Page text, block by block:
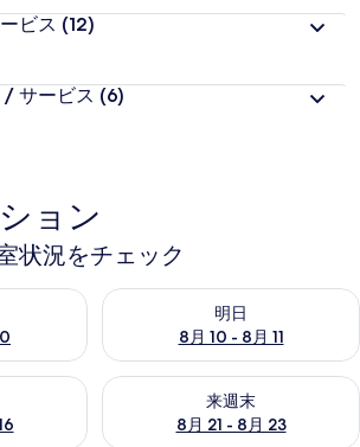
ビス (12)
/ サービス (6)
ョン
状況をチェック
室状況をチェック
明日
8月 10 - 8月 11
明日 8月 10 - 8月 11 の空室状
の空室状況をチェック
来週末
8月 21 - 8月 23
来週末 8月 21 - 8月 23 の空室